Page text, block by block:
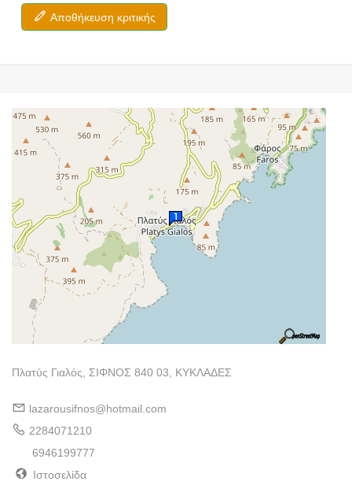
Αποθήκευση κριτικής
Πλατύς Γιαλός, ΣΙΦΝΟΣ 840 03, ΚΥΚΛΑΔΕΣ
lazarousifnos@hotmail.com
2284071210
6946199777
Ιστοσελίδα